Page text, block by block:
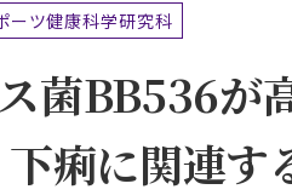
ーツ健康科学研究科
菌BB536が
痢に関連